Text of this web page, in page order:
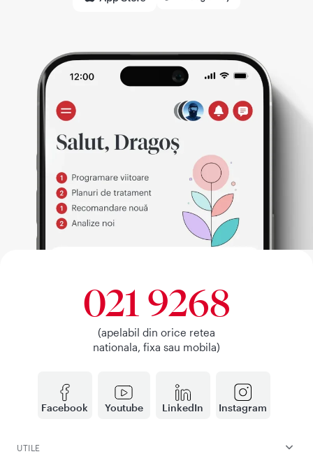
Facebook Youtube LinkedIn Instagram
021 9268
(apelabil din orice retea
nationala, fixa sau mobila)
UTILE